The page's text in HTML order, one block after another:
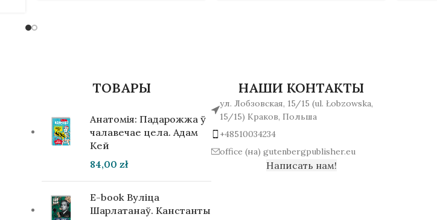
ТОВАРЫ
Анатомія: Падарожжа ў
чалавечае цела. Адам
Кей
84,00 zł
E-book Вуліца
Шарлатанаў. Канстанты
НАШИ КОНТАКТЫ
ул. Лобзовская, 15/15 (ul. Łobzowska,
15/15) Краков, Польша
+48510034234
office (на) gutenbergpublisher.eu
Написать нам!